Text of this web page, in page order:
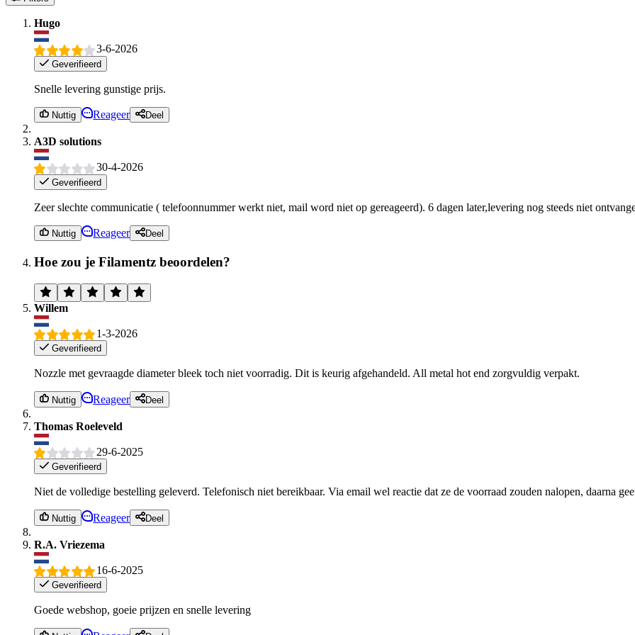
Hugo
3-6-2026
Geverifieerd
Snelle levering gunstige prijs.
Nuttig Reageer Deel
A3D solutions
30-4-2026
Geverifieerd
Zeer slechte communicatie ( telefoonnummer werkt niet, mail word niet op gereageerd). 6 dagen later,levering nog steeds niet
Nuttig Reageer Deel
Hoe zou je Filamentz beoordelen?
Willem
1-3-2026
Geverifieerd
Nozzle met gevraagde diameter bleek toch niet voorradig. Dit is keurig afgehandeld. All metal hot end zorgvuldig verpakt.
Nuttig Reageer Deel
Thomas Roeleveld
29-6-2025
Geverifieerd
Niet de volledige bestelling geleverd. Telefonisch niet bereikbaar. Via email wel reactie dat ze de voorraad zouden nalopen, daarna
Nuttig Reageer Deel
R.A. Vriezema
16-6-2025
Geverifieerd
Goede webshop, goeie prijzen en snelle levering